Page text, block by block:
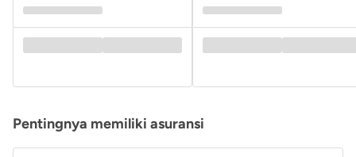
Pentingnya memiliki asuransi